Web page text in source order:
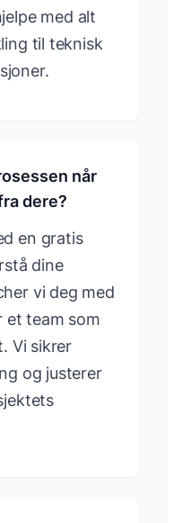
med alt
til teknisk
når
dere?
en gratis
dine
vi deg med
et team som
Vi sikrer
og justerer